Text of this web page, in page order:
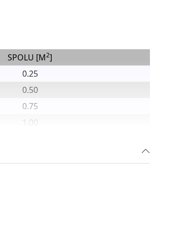
SPOLU [M2]
0.25
0.50
0.75
1.00